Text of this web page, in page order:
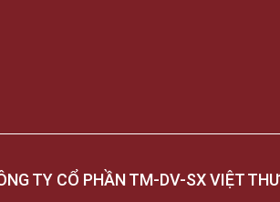
TY CỔ PHẦN TM-DV-SX VIỆT